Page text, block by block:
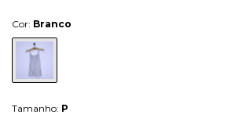
Cor: Branco
Tamanho: P